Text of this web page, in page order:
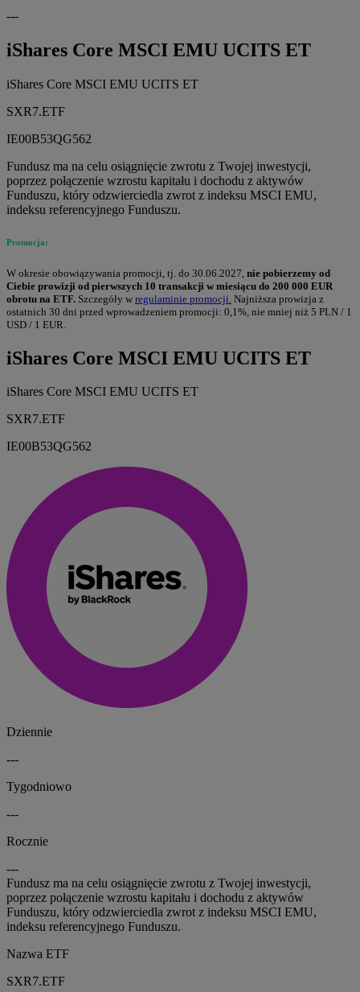
---
iShares Core MSCI EMU UCITS ET
iShares Core MSCI EMU UCITS ET
SXR7.ETF
IE00B53QG562
Fundusz ma na celu osiągnięcie zwrotu z Twojej inwestycji,
poprzez połączenie wzrostu kapitału i dochodu z aktywów
Funduszu, który odzwierciedla zwrot z indeksu MSCI EMU,
indeksu referencyjnego Funduszu.
Promocja:
W okresie obowiązywania promocji, tj. do 30.06.2027, nie pobierzemy od
Ciebie prowizji od pierwszych 10 transakcji w miesiącu do 200 000 EUR
obrotu na ETF. Szczegóły w regulaminie promocji. Najniższa prowizja z
ostatnich 30 dni przed wprowadzeniem promocji: 0,1%, nie mniej niż 5 PLN / 1
USD / 1 EUR.
iShares Core MSCI EMU UCITS ET
iShares Core MSCI EMU UCITS ET
SXR7.ETF
IE00B53QG562
Dziennie
---
Tygodniowo
---
Rocznie
---
Fundusz ma na celu osiągnięcie zwrotu z Twojej inwestycji,
poprzez połączenie wzrostu kapitału i dochodu z aktywów
Funduszu, który odzwierciedla zwrot z indeksu MSCI EMU,
indeksu referencyjnego Funduszu.
Nazwa ETF
SXR7.ETF